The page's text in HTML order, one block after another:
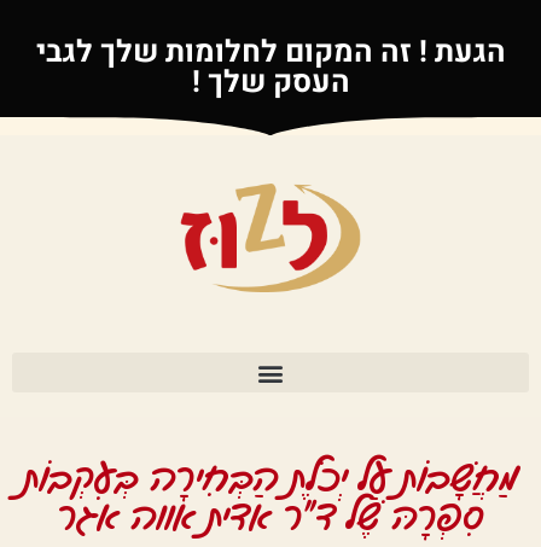
הגעת ! זה המקום לחלומות שלך לגבי
העסק שלך !
מַחֲשָׁבוֹת עַל יְכֹלֶת הַבְּחִירָה בְּעִקְבוֹת
סִפְרָהּ שֶׁל ד"ר אדית אווה אגר